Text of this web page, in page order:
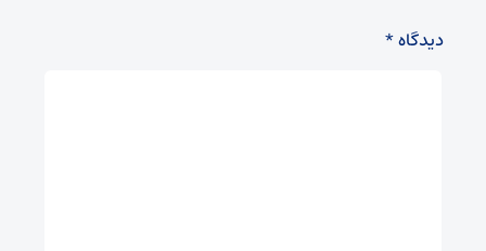
دیدگاه*